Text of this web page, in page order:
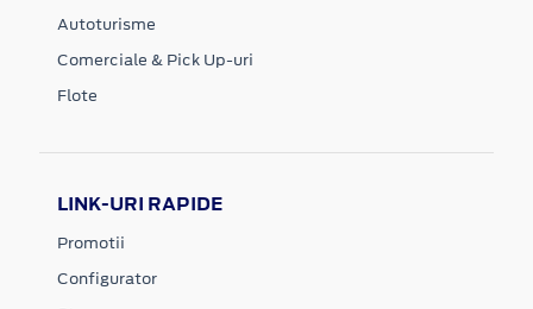
Autoturisme
Comerciale & Pick Up-uri
Flote
LINK-URI RAPIDE
Promotii
Configurator